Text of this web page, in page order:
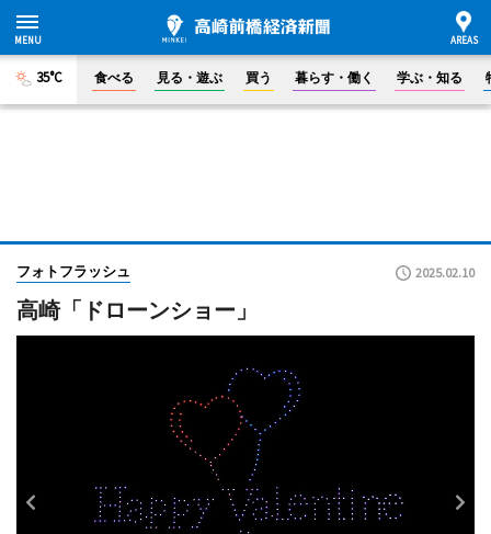
35°C 食べる 見る・遊ぶ 買う 暮らす・働く 学ぶ・知る
フォトフラッシュ 2025.02.10
高崎「ドローンショー」